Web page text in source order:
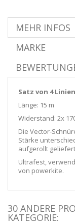
MEHR INFOS
MARKE
Satz von 4
Länge: 15 m
Widerstand: 2x
Die Vector-
Stärke
aufgerollt
Ultrafest,
von powerkite.
30 ANDERE
KATEGORIE: